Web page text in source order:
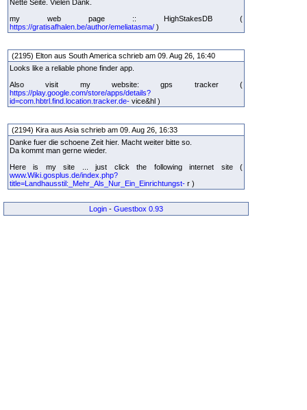
Nette Seite. Vielen Dank.
my web page :: HighStakesDB (
https://gratisafhalen.be/author/emeliatasma/ )
(2195) Elton aus South America schrieb am 09. Aug 26, 16:40
Looks like a reliable phone finder app.
Also visit my website: gps tracker (
https://play.google.com/store/apps/details?
id=com.hbtrl.find.location.tracker.de- vice&hl )
(2194) Kira aus Asia schrieb am 09. Aug 26, 16:33
Danke fuer die schoene Zeit hier. Macht weiter bitte so.
Da kommt man gerne wieder.
Here is my site ... just click the following internet site (
www.Wiki.gosplus.de/index.php?
title=Landhausstil:_Mehr_Als_Nur_Ein_Einrichtungst- r )
Login - Guestbox 0.93